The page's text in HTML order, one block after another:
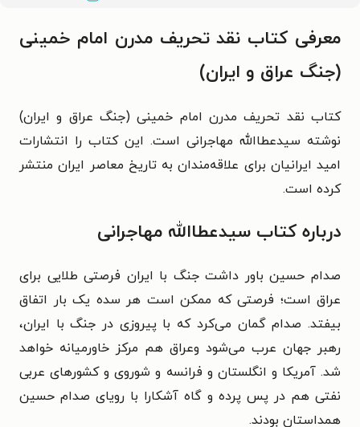
معرفی کتاب نقد تحریف مدرن امام خمینی
(جنگ عراق و ایران)
کتاب نقد تحریف مدرن امام خمینی (جنگ عراق و ایران)
نوشته سیدعطاالله مهاجرانی است. این کتاب را انتشارات
امید ایرانیان برای علاقه‌مندان به تاریخ معاصر ایران منتشر
کرده است.
درباره کتاب سیدعطاالله مهاجرانی
صدام حسین باور داشت جنگ با ایران فرصتی طلایی برای
عراق است؛ فرصتی که ممکن است هر سده یک بار اتفاق
بیفتد. صدام گمان می‌کرد که با پیروزی در جنگ با ایران،
رهبر جهان عرب می‌شود وعراق هم مرکز خاورمیانه خواهد
شد. آمریکا و انگلستان و فرانسه و شوروی و کشورهای عربی
نفتی هم در پس پرده و گاه آشکارا با رویای صدام حسین
همداستان بودند.